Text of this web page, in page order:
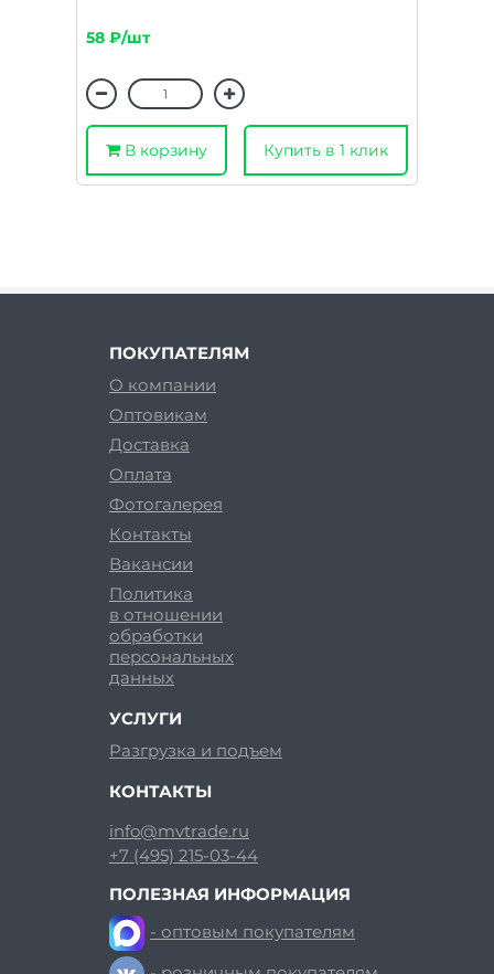
58 ₽/шт
В корзину Купить в 1 клик
ПОКУПАТЕЛЯМ
О компании
Оптовикам
Доставка
Оплата
Фотогалерея
Контакты
Вакансии
Политика
в отношении
обработки
персональных
данных
УСЛУГИ
Разгрузка и подъем
КОНТАКТЫ
info@mvtrade.ru
+7 (495) 215-03-44
ПОЛЕЗНАЯ ИНФОРМАЦИЯ
- оптовым покупателям